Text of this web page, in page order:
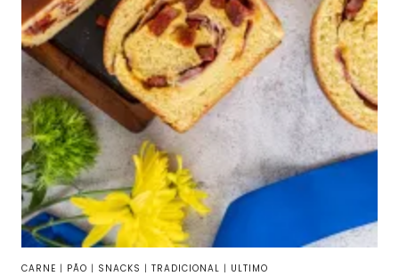
CARNE | PÃO | SNACKS | TRADICIONAL | ULTIMO